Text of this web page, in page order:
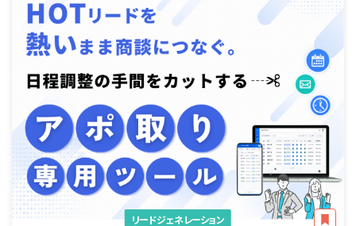
リードジェネレーション